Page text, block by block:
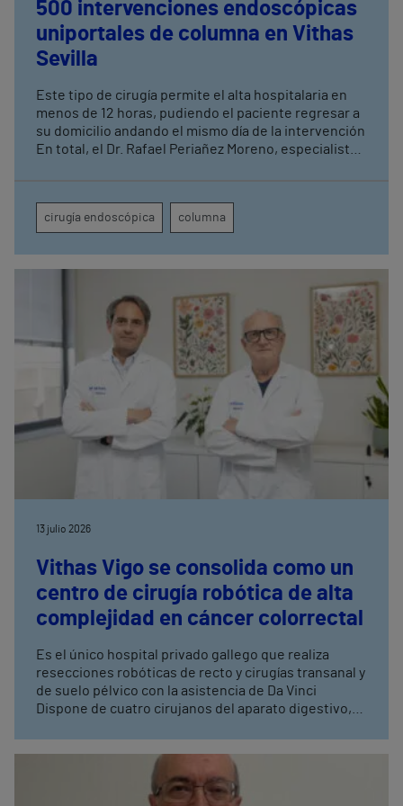
500 intervenciones endoscópicas
uniportales de columna en Vithas
Sevilla
Este tipo de cirugía permite el alta hospitalaria en
menos de 12 horas, pudiendo el paciente regresar a
su domicilio andando el mismo día de la intervención
En total, el Dr. Rafael Periañez Moreno, especialista
a lo largo de diez años de actividad en el centro
cirugía endoscópica columna
13 julio 2026
Vithas Vigo se consolida como un
centro de cirugía robótica de alta
complejidad en cáncer colorrectal
Es el único hospital privado gallego que realiza
resecciones robóticas de recto y cirugías transanal y
de suelo pélvico con la asistencia de Da Vinci
Dispone de cuatro cirujanos del aparato digestivo,